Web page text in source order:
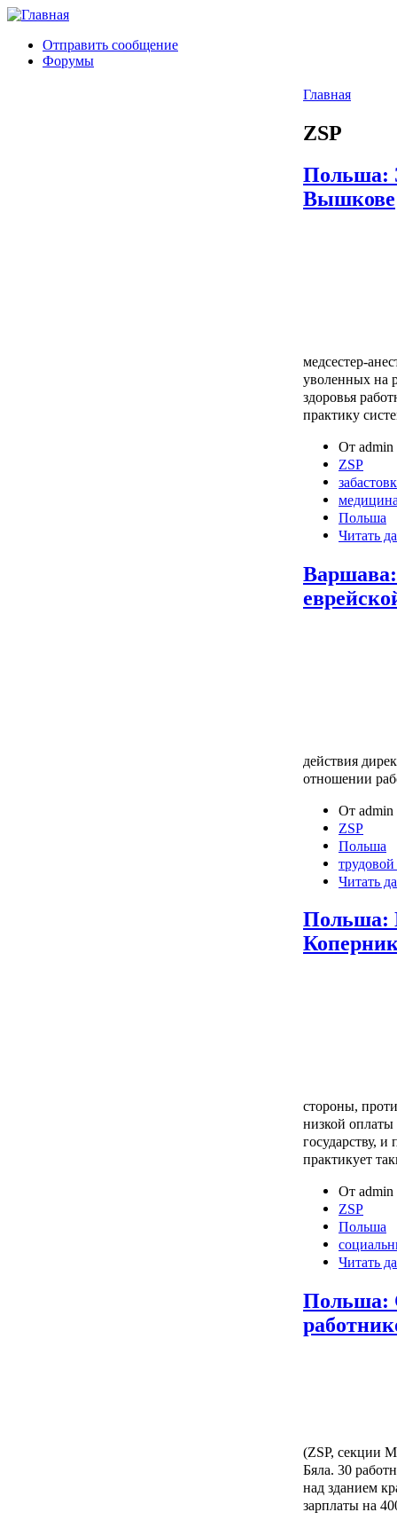
Отправить сообщение
Форумы
Главная
ZSP
Польша:
Вышкове
медсестер-
уволенных на
здоровья
практику
От admin
ZSP
Польша
Читать
действия
отношении
От admin
ZSP
Польша
Читать
Польша:
стороны,
низкой
государству,
практикует
От admin
ZSP
Польша
Читать
Польша:
(ZSP, секции
Бяла. 30
над зданием
зарплаты на